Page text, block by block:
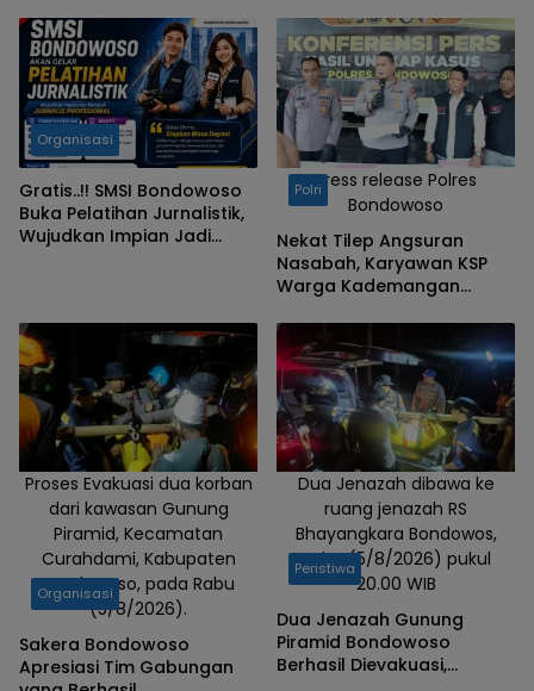
Organisasi
Gratis..!! SMSI Bondowoso
Buka Pelatihan Jurnalistik,
Wujudkan Impian Jadi
Press release Polres
Bondowoso
Polri
Nekat Tilep Angsuran
Nasabah, Karyawan KSP
Warga Kademangan
Polisi
Proses Evakuasi dua korban
dari kawasan Gunung
Piramid, Kecamatan
Curahdami, Kabupaten
Bondowoso, pada Rabu
(5/8/2026).
Organisasi
Sakera Bondowoso
Apresiasi Tim Gabungan
Dua Jenazah dibawa ke
ruang jenazah RS
Bhayangkara Bondowos,
Rabu (5/8/2026) pukul
20.00 WIB
Peristiwa
Dua Jenazah Gunung
Piramid Bondowoso
Berhasil Dievakuasi,